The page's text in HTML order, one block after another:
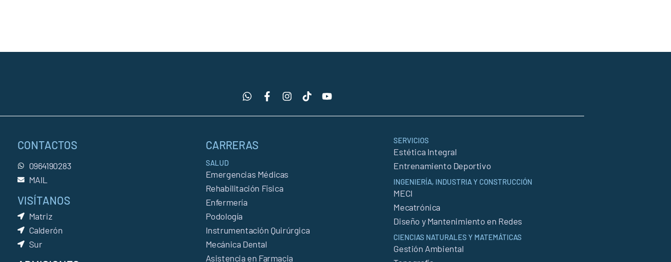
CONTACTOS
0964190283
MAIL
VISÍTANOS
Matriz
Calderón
Sur
CARRERAS
SALUD
Emergencias Médicas
Rehabilitación Física
Enfermería
Podología
Instrumentación Quirúrgica
Mecánica Dental
Asistencia en Farmacia
SERVICIOS
Estética Integral
Entrenamiento Deportivo
INGENIERÍA, INDUSTRIA Y CONSTRUCCIÓN
MECI
Mecatrónica
Diseño y Mantenimiento en Redes
CIENCIAS NATURALES Y MATEMÁTICAS
Gestión Ambiental